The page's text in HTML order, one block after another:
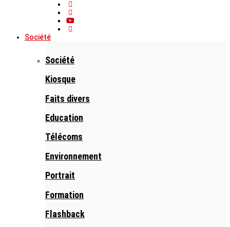
Société
Société
Kiosque
Faits divers
Education
Télécoms
Environnement
Portrait
Formation
Flashback